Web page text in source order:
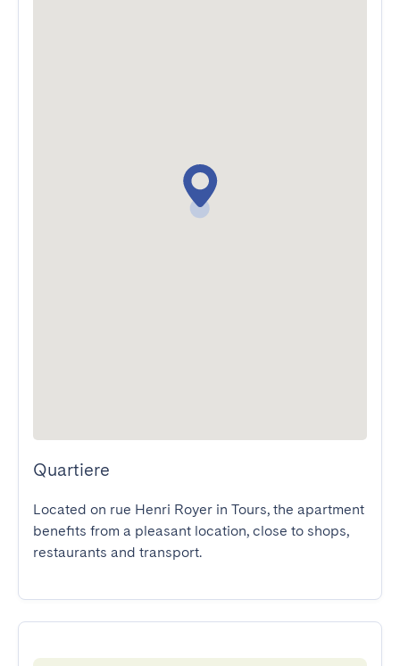
Quartiere
Located on rue Henri Royer in Tours, the apartment
benefits from a pleasant location, close to shops,
restaurants and transport.